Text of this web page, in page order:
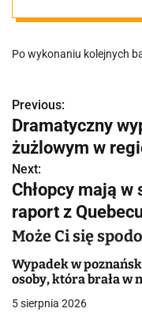
nowe
Po wykonaniu kolejnych
N
a
w
i
g
a
c
Previous:
Dramatyczny
żużlowym w
Next:
Chłopcy mają w
raport z
Może Ci się
Wypadek w
osoby, która brała w
5 sierpnia 2026